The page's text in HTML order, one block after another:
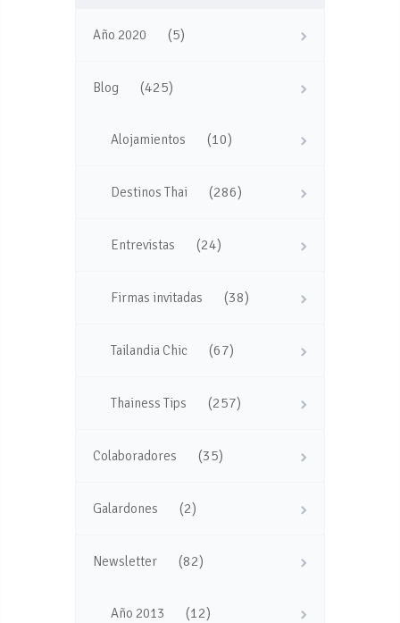
Año 2020 (5)
Blog (425)
Alojamientos (10)
Destinos Thai (286)
Entrevistas (24)
Firmas invitadas (38)
Tailandia Chic (67)
Thainess Tips (257)
Colaboradores (35)
Galardones (2)
Newsletter (82)
Año 2013 (12)